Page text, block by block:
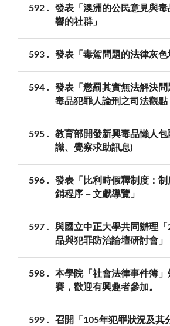
592
發表「澳洲的公民意見與
響的社群」
593 發表「毒駕問題的法律灰
594
發表「懲罰其實無法解決
毒品犯罪人論刑之司法觀點
595
教育部開發新興毒品懶人
識、覺察求助訊息)
596
發表「比利時假釋制度：
銷程序－文獻導覽」
597
與國立中正大學共同辦理
品與犯罪防治論壇研討會」
598
本學院「社會法律事件簿
賽，歡迎有興趣者參加。
599
召開「105年犯罪狀況及其